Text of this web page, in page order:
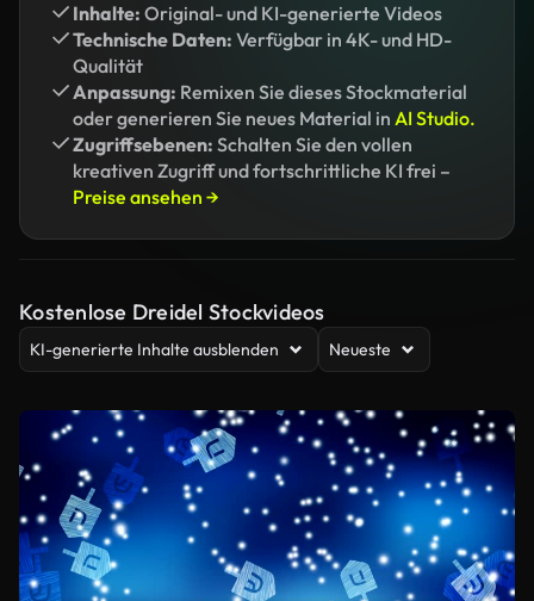
Inhalte: Original- und KI-generierte Videos
Technische Daten: Verfügbar in 4K- und HD-
Qualität
Anpassung: Remixen Sie dieses Stockmaterial
oder generieren Sie neues Material in AI Studio.
Zugriffsebenen: Schalten Sie den vollen
kreativen Zugriff und fortschrittliche KI frei –
Preise ansehen →
Kostenlose Dreidel Stockvideos
KI-generierte Inhalte ausblenden Neueste